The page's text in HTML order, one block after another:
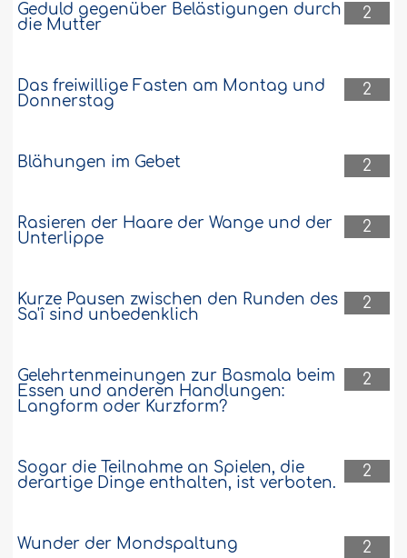
2
Geduld gegenüber Belästigungen durch
die Mutter
2
Das freiwillige Fasten am Montag und
Donnerstag
2
Blähungen im Gebet
2
Rasieren der Haare der Wange und der
Unterlippe
2
Kurze Pausen zwischen den Runden des
Sa'î sind unbedenklich
2
Gelehrtenmeinungen zur Basmala beim
Essen und anderen Handlungen:
Langform oder Kurzform?
2
Sogar die Teilnahme an Spielen, die
derartige Dinge enthalten, ist verboten.
2
Wunder der Mondspaltung